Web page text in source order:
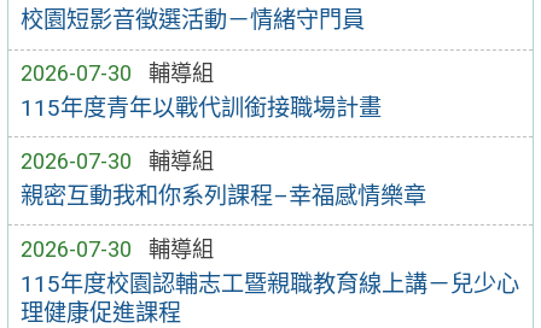
校園短影音徵選活動－情緒守門員
2026-07-30 輔導組
115年度青年以戰代訓銜接職場計畫
2026-07-30 輔導組
親密互動我和你系列課程–幸福感情樂章
2026-07-30 輔導組
115年度校園認輔志工暨親職教育線上講－兒少心
理健康促進課程